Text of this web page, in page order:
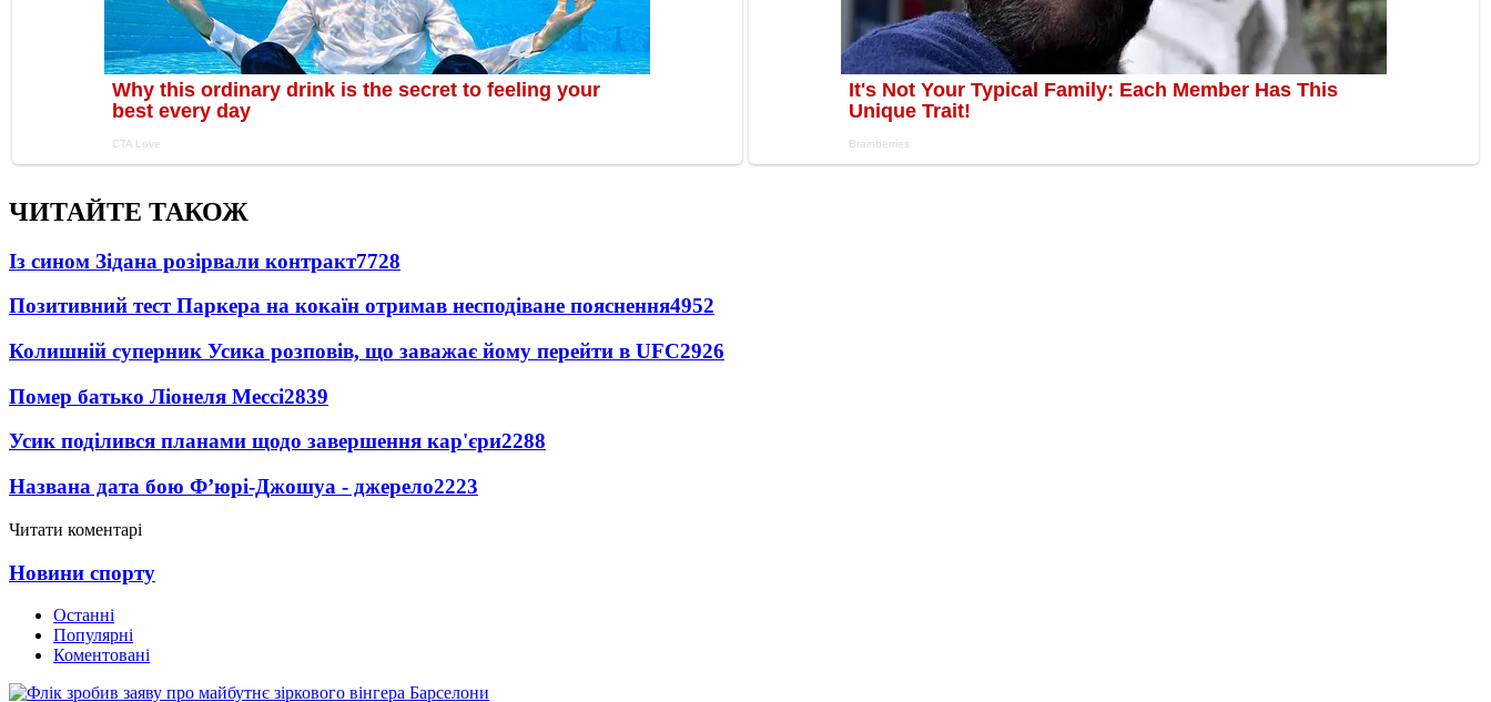
ЧИТАЙТЕ ТАКОЖ
Із сином Зідана розірвали контракт7728
Позитивний тест Паркера на кокаїн отримав несподіване пояснення4952
Колишній суперник Усика розповів, що заважає йому перейти в UFC2926
Помер батько Ліонеля Мессі2839
Усик поділився планами щодо завершення кар'єри2288
Названа дата бою Ф’юрі-Джошуа - джерело2223
Читати коментарі
Новини спорту
Останні
Популярні
Коментовані